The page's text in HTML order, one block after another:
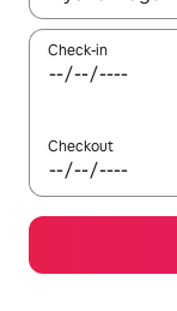
Check-in
Checkout